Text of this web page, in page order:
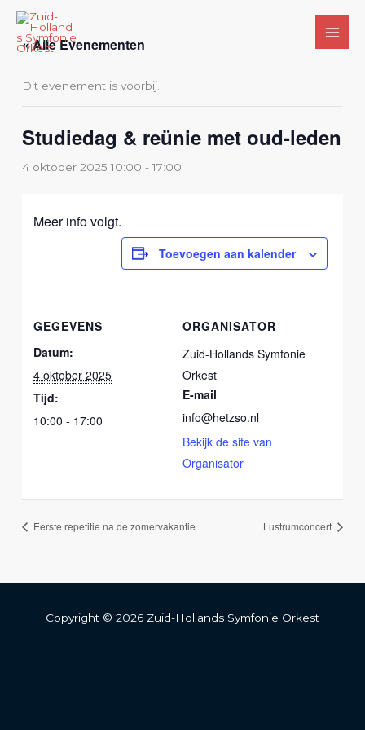
« Alle Evenementen
Dit evenement is voorbij.
Studiedag & reünie met oud-leden
4 oktober 2025 10:00 -17:00
Meer info volgt.
Toevoegen aan kalender
GEGEVENS
Datum:
4 oktober 2025
Tijd:
10:00 - 17:00
ORGANISATOR
Zuid-Hollands Symfonie
Orkest
E-mail
info@hetzso.nl
Bekijk de site van
Organisator
Eerste repetitie na de zomervakantie Lustrumconcert
Copyright © 2026 Zuid-Hollands Symfonie Orkest